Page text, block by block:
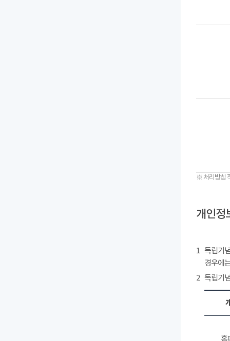
※ 처리방침
개인정
1 독립기
경우에
2 독립기
홈